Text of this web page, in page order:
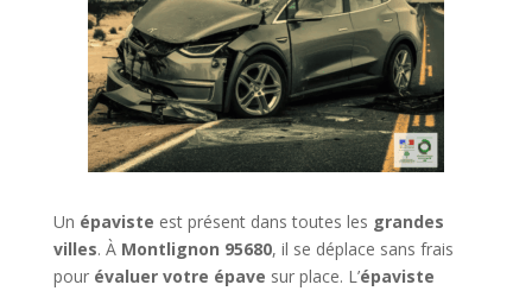
Un épaviste est présent dans toutes les grandes
villes. À Montlignon 95680, il se déplace sans frais
pour évaluer votre épave sur place. L’épaviste